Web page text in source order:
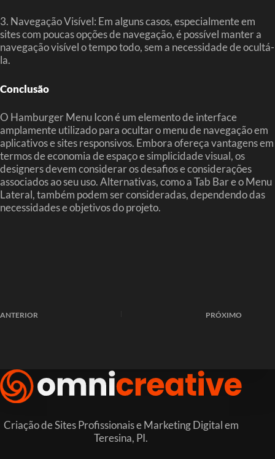
3. Navegação Visível: Em alguns casos, especialmente em
sites com poucas opções de navegação, é possível manter a
navegação visível o tempo todo, sem a necessidade de ocultá-
la.
Conclusão
O Hamburger Menu Icon é um elemento de interface
amplamente utilizado para ocultar o menu de navegação em
aplicativos e sites responsivos. Embora ofereça vantagens em
termos de economia de espaço e simplicidade visual, os
designers devem considerar os desafios e considerações
associados ao seu uso. Alternativas, como a Tab Bar e o Menu
Lateral, também podem ser consideradas, dependendo das
necessidades e objetivos do projeto.
ANTERIOR PRÓXIMO
Criação de Sites Profissionais e Marketing Digital em
Teresina, PI.